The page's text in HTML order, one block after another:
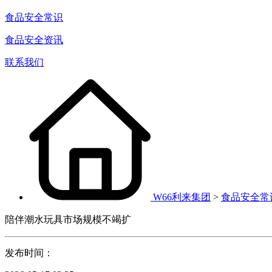
食品安全常识
食品安全资讯
联系我们
W66利来集团 > 食品安全常
陪伴潮水玩具市场规模不竭扩
发布时间：